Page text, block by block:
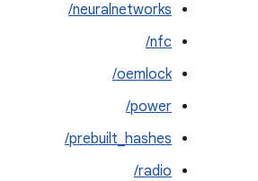
neuralnetworks/
nfc/
oemlock/
power/
prebuilt_hashes/
radio/